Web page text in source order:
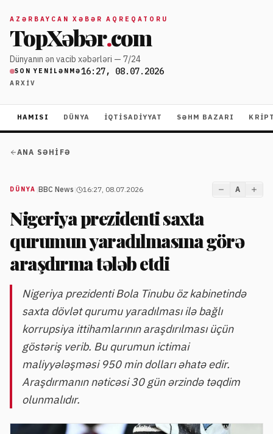
AZƏRBAYCAN XƏBƏR AQREQATORU
TopXəbər.com
Dünyanın ən vacib xəbərləri — 7/24
SON YENILƏNMƏ16:27, 08.07.2026
ARXIV
HAMISI DÜNYA İQTISADIYYAT SƏHM BAZARI
ANA SƏHIFƏ
DÜNYA BBC News 16:27, 08.07.2026 A
Nigeriya prezidenti saxta
qurumun yaradılmasına görə
araşdırma tələb etdi
Nigeriya prezidenti Bola Tinubu öz kabinetində
saxta dövlət qurumu yaradılması ilə bağlı
korrupsiya ittihamlarının araşdırılması üçün
göstəriş verib. Bu qurumun ictimai
maliyyələşməsi 950 min dolları əhatə edir.
Araşdırmanın nəticəsi 30 gün ərzində təqdim
olunmalıdır.